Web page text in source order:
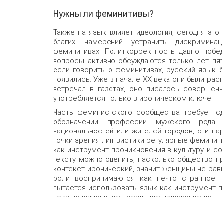
Нужны ли феминитивы?
Также на язык влияет идеология, сегодня
благих намерений устранить
феминитивах. Политкорректность давно
вопросы активно обсуждаются только лет
если говорить о феминитивах, русский
появились. Уже в начале XX века они были
встречал в газетах, оно писалось
употребляется только в ироническом ключе.
Часть феминистского сообщества требует
обозначении профессии мужского
национальностей или жителей городов, эти
точки зрения лингвистики регулярные
как инструмент проникновения в культуру и
тексту можно оценить, насколько общество
контекст иронический, значит женщины не
роли воспринимаются как нечто
пытается использовать язык как